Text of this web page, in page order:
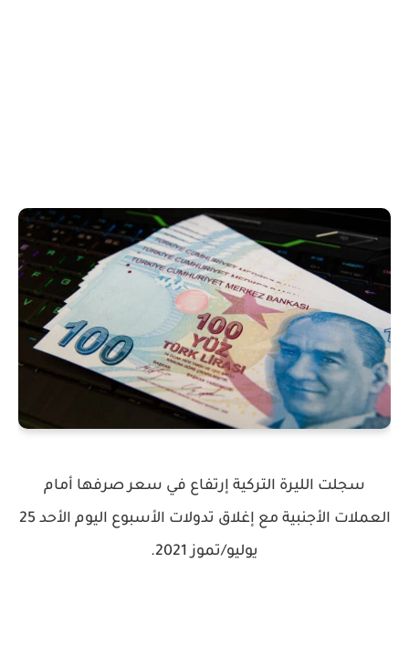
سجلت الليرة التركية إرتفاع في سعر صرفها أمام
العملات الأجنبية مع إغلاق تدولات الأسبوع اليوم الأحد 25
يوليو/تموز 2021.